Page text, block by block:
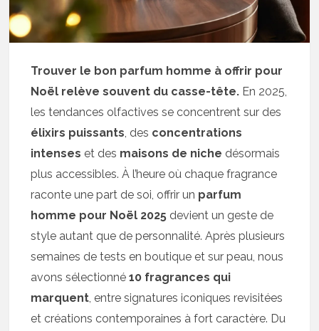
Trouver le bon parfum homme à offrir pour
Noël relève souvent du casse-tête. En 2025,
les tendances olfactives se concentrent sur des
élixirs puissants, des concentrations
intenses et des maisons de niche désormais
plus accessibles. À l’heure où chaque fragrance
raconte une part de soi, offrir un parfum
homme pour Noël 2025 devient un geste de
style autant que de personnalité. Après plusieurs
semaines de tests en boutique et sur peau, nous
avons sélectionné10 fragrances qui
marquent, entre signatures iconiques revisitées
et créations contemporaines à fort caractère. Du